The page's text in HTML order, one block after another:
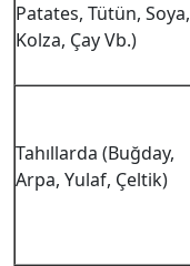
Patates, Tütün, Soya,
Kolza, Çay Vb.)
Tahıllarda (Buğday,
Arpa, Yulaf, Çeltik)